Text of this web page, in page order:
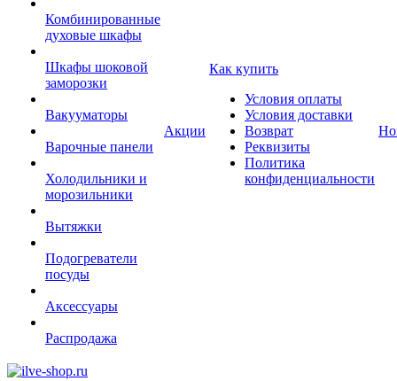
Комбинированные
духовые шкафы
Шкафы шоковой
заморозки
Вакууматоры
Варочные панели
Холодильники и
морозильники
Вытяжки
Подогреватели
посуды
Аксессуары
Распродажа
Акции
Как купить
Условия оплаты
Условия доставки
Возврат
Реквизиты
Политика
конфиденциальности